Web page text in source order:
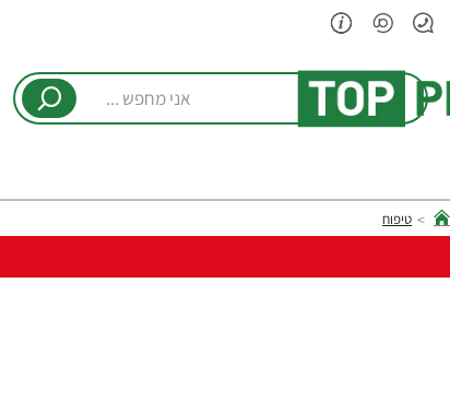
מחפש
home
טיפוח